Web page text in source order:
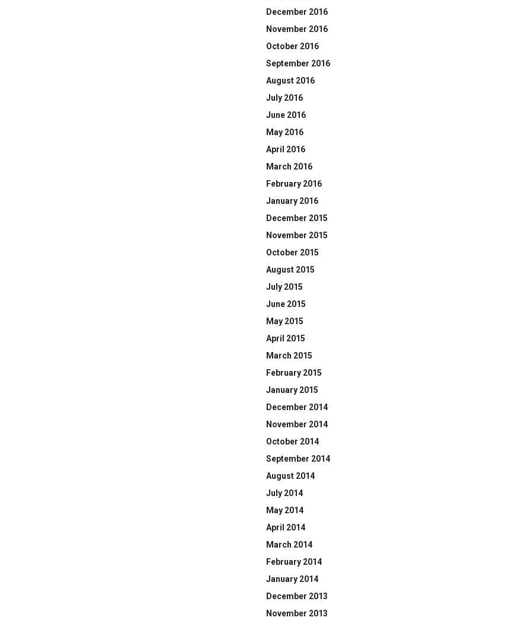
December 2016
November 2016
October 2016
September 2016
August 2016
July 2016
June 2016
May 2016
April 2016
March 2016
February 2016
January 2016
December 2015
November 2015
October 2015
August 2015
July 2015
June 2015
May 2015
April 2015
March 2015
February 2015
January 2015
December 2014
November 2014
October 2014
September 2014
August 2014
July 2014
May 2014
April 2014
March 2014
February 2014
January 2014
December 2013
November 2013